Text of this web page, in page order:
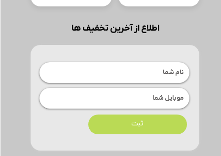
مدت زمان کارکرد
رزولوشن دوربین دوم
نسبت صفحه نمایش به بدنه
ظرفیت هارد دیسک
اطلاع از آخرین تخفیف ها
ثبت